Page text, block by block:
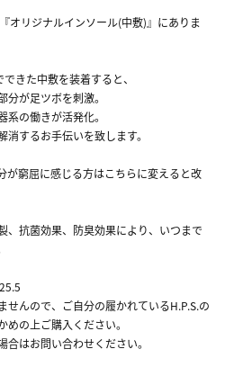
オリジナルインソール(中敷)』にありま
きた中敷を装着すると、
が足ツボを刺激。
の働きが活発化。
するお手伝いを致します。
が窮屈に感じる方はこちらに変えると改
、抗菌効果、防臭効果により、いつまで
んので、ご自分の履かれているH.P.S.の
の上ご購入ください。
はお問い合わせください。